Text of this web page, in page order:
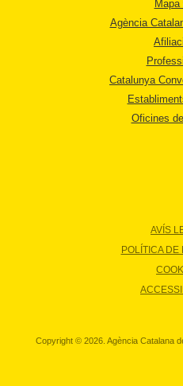
Mapa
Agència
Catalunya
Oficines
AVÍS
POLÍTICA DE
Copyright © 2026. Agència Catalana